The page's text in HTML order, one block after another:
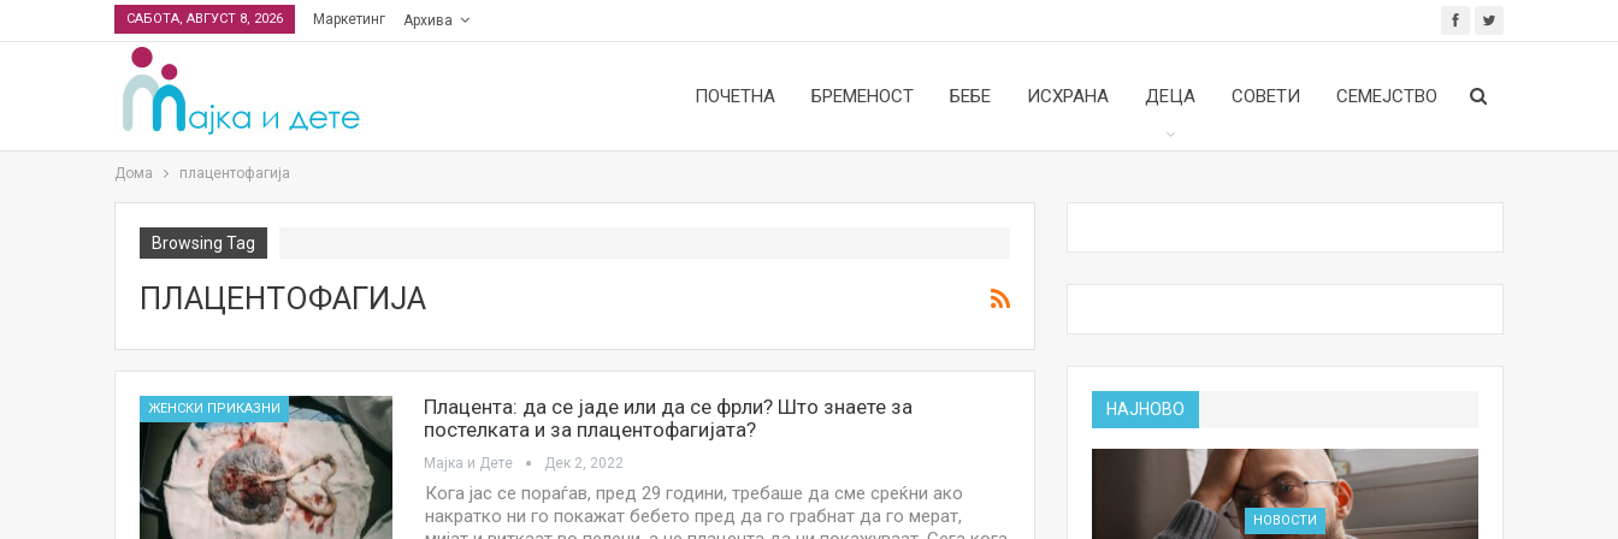
САБОТА, АВГУСТ 8, 2026 Маркетинг Архива
ПОЧЕТНА БРЕМЕНОСТ БЕБЕ ИСХРАНА ДЕЦА СОВЕТИ СЕМЕЈСТВО
Дома плацентофагија
Browsing Tag
ПЛАЦЕНТОФАГИЈА
ЖЕНСКИ ПРИКАЗНИ
Плацента: да се јаде или да се фрли? Што знаете за
постелката и за плацентофагијата?
Мајка и Дете Дек 2, 2022
Кога јас се пораѓав, пред 29 години, требаше да сме среќни ако
накратко ни го покажат бебето пред да го грабнат да го мерат,
НАЈНОВО
НОВОСТИ